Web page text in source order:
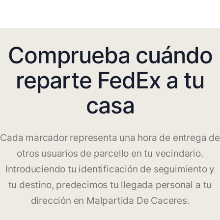
Comprueba cuándo
reparte FedEx a tu
casa
Cada marcador representa una hora de entrega de
otros usuarios de parcello en tu vecindario.
Introduciendo tu identificación de seguimiento y
tu destino, predecimos tu llegada personal a tu
dirección en Malpartida De Caceres.